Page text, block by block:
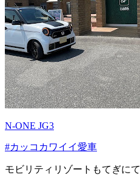
N-ONE JG3
#カッコカワイイ愛車
モビリティリゾートもてぎにて